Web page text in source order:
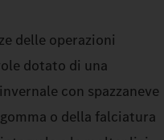
delle operazioni
dotato di una
con spazzaneve
o della falciatura